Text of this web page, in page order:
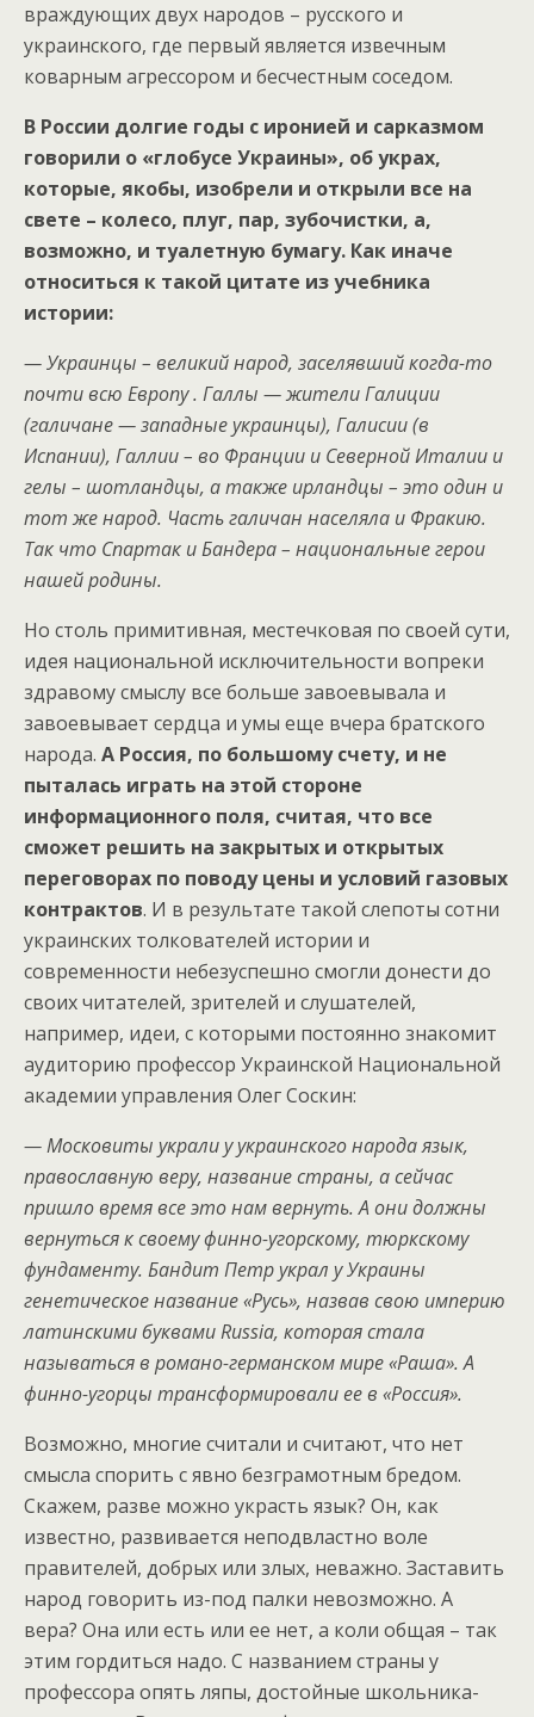
враждующих двух народов – русского и
украинского, где первый является извечным
коварным агрессором и бесчестным соседом.
В России долгие годы с иронией и сарказмом
говорили о «глобусе Украины», об украх,
которые, якобы, изобрели и открыли все на
свете – колесо, плуг, пар, зубочистки, а,
возможно, и туалетную бумагу. Как иначе
относиться к такой цитате из учебника
истории:
— Украинцы – великий народ, заселявший когда-то
почти всю Европу . Галлы — жители Галиции
(галичане — западные украинцы), Галисии (в
Испании), Галлии – во Франции и Северной Италии и
гелы – шотландцы, а также ирландцы – это один и
тот же народ. Часть галичан населяла и Фракию.
Так что Спартак и Бандера – национальные герои
нашей родины.
Но столь примитивная, местечковая по своей сути,
идея национальной исключительности вопреки
здравому смыслу все больше завоевывала и
завоевывает сердца и умы еще вчера братского
народа. А Россия, по большому счету, и не
пыталась играть на этой стороне
информационного поля, считая, что все
сможет решить на закрытых и открытых
переговорах по поводу цены и условий газовых
контрактов. И в результате такой слепоты сотни
украинских толкователей истории и
современности небезуспешно смогли донести до
своих читателей, зрителей и слушателей,
например, идеи, с которыми постоянно знакомит
аудиторию профессор Украинской Национальной
академии управления Олег Соскин:
— Московиты украли у украинского народа язык,
православную веру, название страны, а сейчас
пришло время все это нам вернуть. А они должны
вернуться к своему финно-угорскому, тюркскому
фундаменту. Бандит Петр украл у Украины
генетическое название «Русь», назвав свою империю
латинскими буквами Russia, которая стала
называться в романо-германском мире «Раша». А
финно-угорцы трансформировали ее в «Россия».
Возможно, многие считали и считают, что нет
смысла спорить с явно безграмотным бредом.
Скажем, разве можно украсть язык? Он, как
известно, развивается неподвластно воле
правителей, добрых или злых, неважно. Заставить
народ говорить из-под палки невозможно. А
вера? Она или есть или ее нет, а коли общая – так
этим гордиться надо. С названием страны у
профессора опять ляпы, достойные школьника-